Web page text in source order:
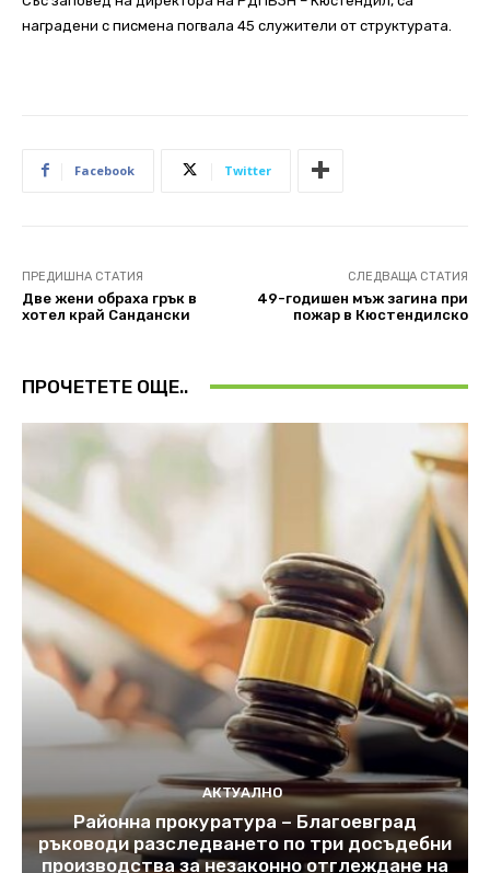
наградени с писмена погвала 45 служители от структурата.
Facebook Twitter
ПРЕДИШНА СТАТИЯ
Две жени обраха грък в
хотел край Сандански
СЛЕДВАЩА СТАТИЯ
49-годишен мъж загина при
пожар в Кюстендилско
ПРОЧЕТЕТЕ ОЩЕ..
АКТУАЛНО
Районна прокуратура – Благоевград
ръководи разследването по три досъдебни
производства за незаконно отглеждане на